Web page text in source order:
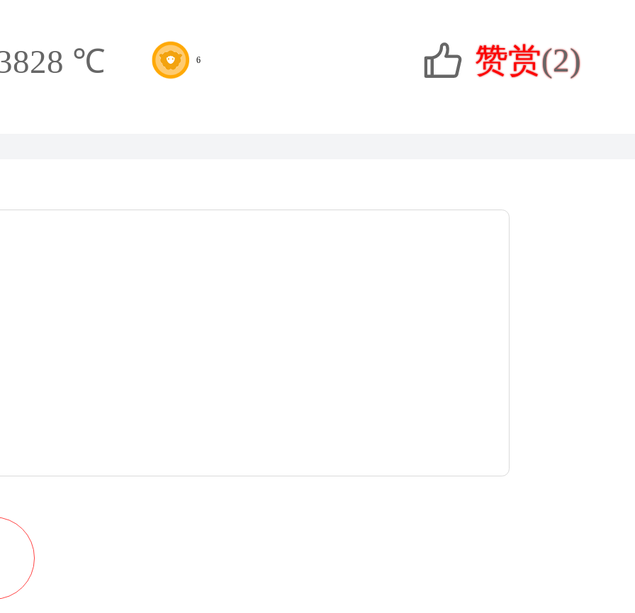
℃ 6 赞赏(2)